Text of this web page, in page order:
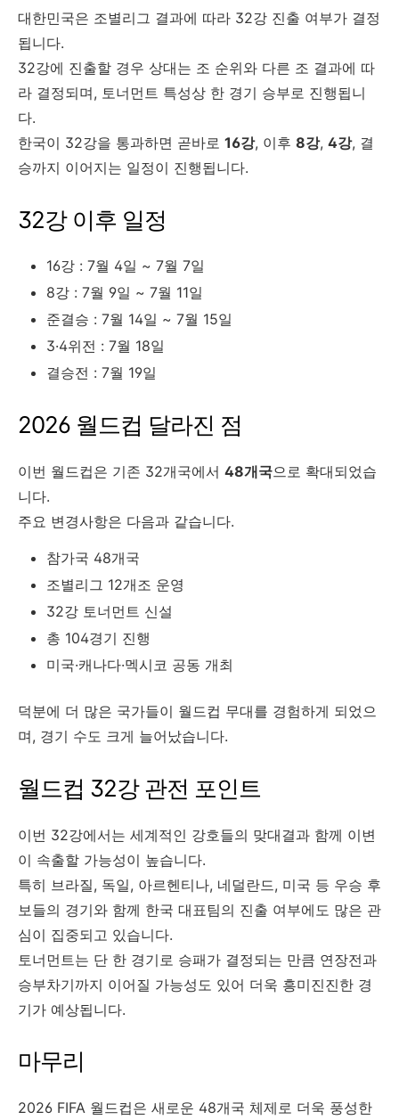
대한민국은 조별리그 결과에 따라 32강 진출 여부가 결정
됩니다.
32강에 진출할 경우 상대는 조 순위와 다른 조 결과에 따
라 결정되며, 토너먼트 특성상 한 경기 승부로 진행됩니
다.
한국이 32강을 통과하면 곧바로 16강, 이후 8강, 4강, 결
승까지 이어지는 일정이 진행됩니다.
32강 이후 일정
16강 : 7월 4일 ~ 7월 7일
8강 : 7월 9일 ~ 7월 11일
준결승 : 7월 14일 ~ 7월 15일
3·4위전 : 7월 18일
결승전 : 7월 19일
2026 월드컵 달라진 점
이번 월드컵은 기존 32개국에서 48개국으로 확대되었습
니다.
주요 변경사항은 다음과 같습니다.
참가국 48개국
조별리그 12개조 운영
32강 토너먼트 신설
총 104경기 진행
미국·캐나다·멕시코 공동 개최
덕분에 더 많은 국가들이 월드컵 무대를 경험하게 되었으
며, 경기 수도 크게 늘어났습니다.
월드컵 32강 관전 포인트
이번 32강에서는 세계적인 강호들의 맞대결과 함께 이변
이 속출할 가능성이 높습니다.
특히 브라질, 독일, 아르헨티나, 네덜란드, 미국 등 우승 후
보들의 경기와 함께 한국 대표팀의 진출 여부에도 많은 관
심이 집중되고 있습니다.
토너먼트는 단 한 경기로 승패가 결정되는 만큼 연장전과
승부차기까지 이어질 가능성도 있어 더욱 흥미진진한 경
기가 예상됩니다.
마무리
2026 FIFA 월드컵은 새로운 48개국 체제로 더욱 풍성한